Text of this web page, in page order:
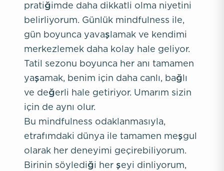
pratiğimde daha dikkatli olma niyetini
belirliyorum. Günlük mindfulness ile,
gün boyunca yavaşlamak ve kendimi
merkezlemek daha kolay hale geliyor.
Tatil sezonu boyunca her anı tamamen
yaşamak, benim için daha canlı, bağlı
ve değerli hale getiriyor. Umarım sizin
için de aynı olur.
Bu mindfulness odaklanmasıyla,
etrafımdaki dünya ile tamamen meşgul
olarak her deneyimi geçirebiliyorum.
Birinin söylediği her şeyi dinliyorum,